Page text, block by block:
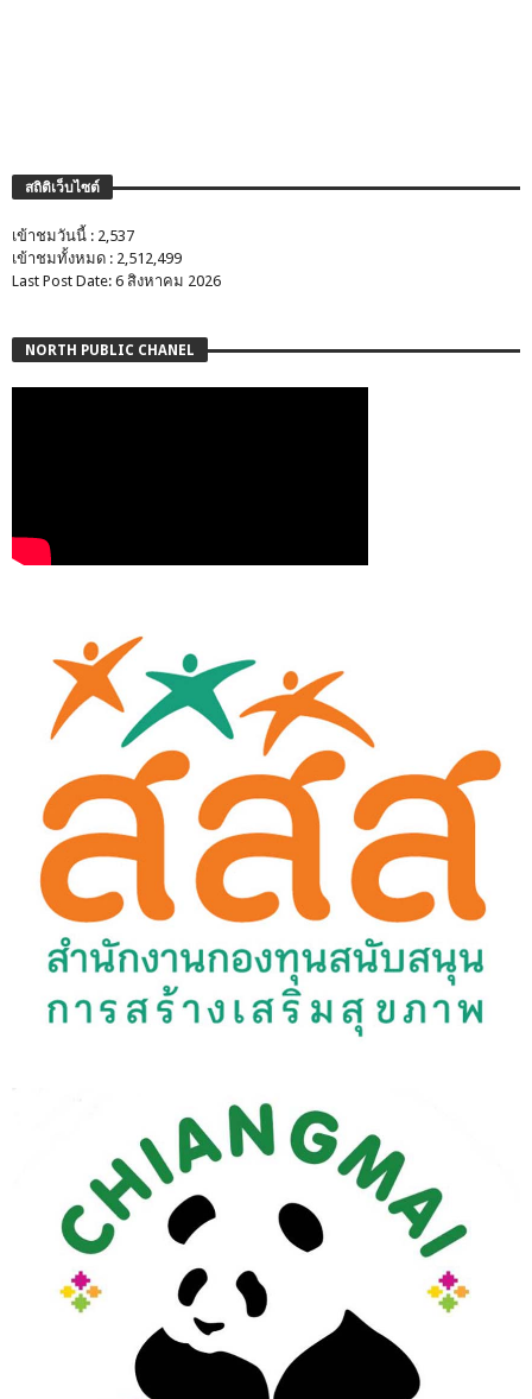
สถิติเว็บไซต์
เข้าชมวันนี้ : 2,537
เข้าชมทั้งหมด : 2,512,499
Last Post Date: 6 สิงหาคม 2026
NORTH PUBLIC CHANEL